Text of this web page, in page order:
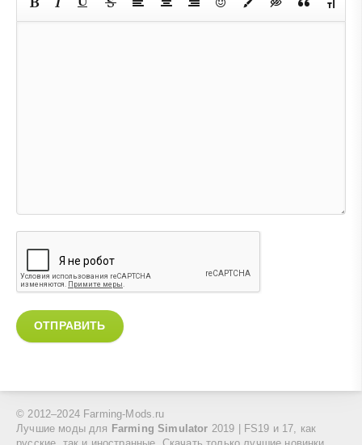
ОТПРАВИТЬ
© 2012–2024 Farming-Mods.ru
Лучшие моды для
Farming Simulator 2019 | FS19 и 17, как